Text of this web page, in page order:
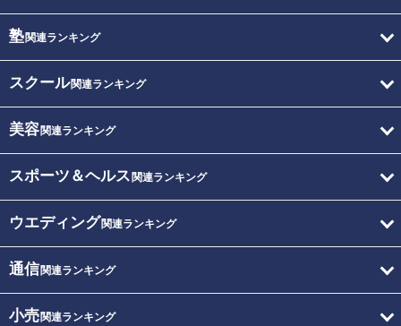
塾関連ランキング
スクール関連ランキング
美容関連ランキング
スポーツ＆ヘルス 関連ランキング
ウエディング関連ランキング
通信関連ランキング
小売関連ランキング